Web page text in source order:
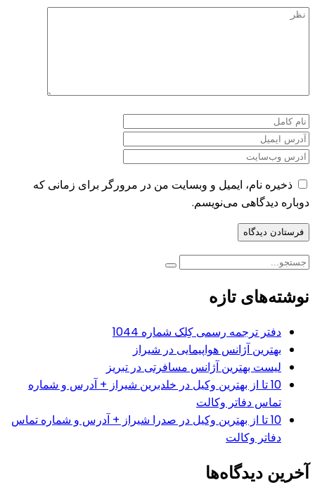
ذخیره نام، ایمیل و وبسایت من در مرورگر برای زمانی که
دوباره دیدگاهی می‌نویسم.
نوشته‌های تازه
دفتر ترجمه رسمی کِلک شماره 1044
بهترین آژانس هواپیمایی در شیراز
لیست بهترین آژانس مسافرتی در تبریز
10 تا از بهترین وکیل در خلدبرین شیراز + آدرس و شماره
تماس دفاتر وکالت
10 تا از بهترین وکیل در صدرا شیراز + آدرس و شماره تماس
دفاتر وکالت
آخرین دیدگاه‌ها